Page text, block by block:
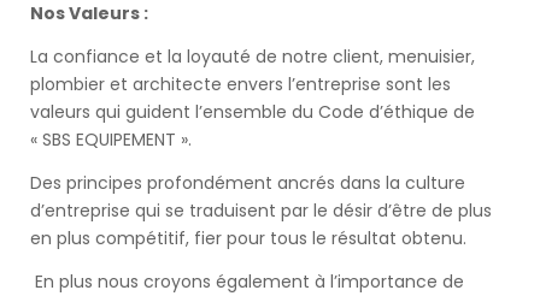
Nos Valeurs :
La confiance et la loyauté de notre client, menuisier,
plombier et architecte envers l’entreprise sont les
valeurs qui guident l’ensemble du Code d’éthique de
« SBS EQUIPEMENT ».
Des principes profondément ancrés dans la culture
d’entreprise qui se traduisent par le désir d’être de plus
en plus compétitif, fier pour tous le résultat obtenu.
En plus nous croyons également à l’importance de